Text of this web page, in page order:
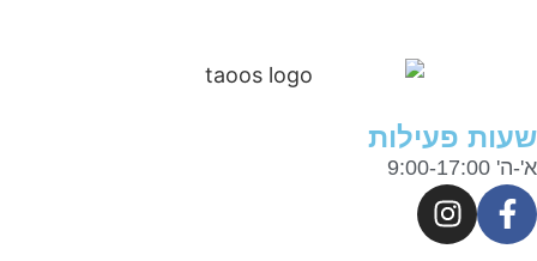
פעילות
17:00